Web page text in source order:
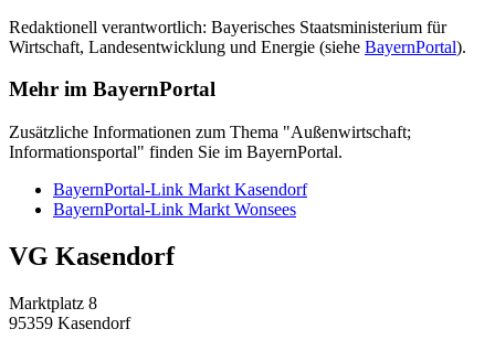
Redaktionell verantwortlich: Bayerisches Staatsministerium für
Wirtschaft, Landesentwicklung und Energie (siehe BayernPortal).
Mehr im BayernPortal
Zusätzliche Informationen zum Thema "Außenwirtschaft;
Informationsportal" finden Sie im BayernPortal.
BayernPortal-Link Markt Kasendorf
BayernPortal-Link Markt Wonsees
VG Kasendorf
Marktplatz 8
95359 Kasendorf